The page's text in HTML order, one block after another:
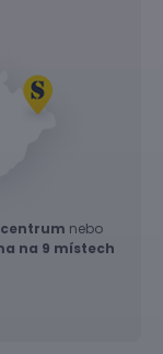
nebo
na 9 místech